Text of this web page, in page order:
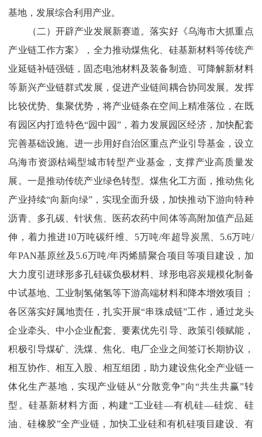
基地，发展综合利用产业。
（二）开辟产业发展新赛道。落实好《乌海市大抓重点
产业链工作方案》，全力推动煤焦化、硅基新材料等传统产
业延链补链强链，固态电池材料及装备制造、可降解新材料
等新兴产业链群式发展，促进产业链间耦合协同发展。发挥
比较优势、集聚优势，将产业链条在空间上精准落位，在既
有园区内打造特色“园中园”，着力发展园区经济，加快配套
完善基础设施。进一步用好自治区重点产业引导基金，设立
乌海市资源枯竭型城市转型产业基金，支撑产业高质量发
展。 一是推动传统产业绿色转型。煤焦化工方面，推动焦化
产业持续“向新向绿” ，实现全面升级，加快推动下游向特种
沥青、多孔碳、针状焦、医药农药中间体等高附加值产品延
伸，着力推进10万吨碳纤维、 5万吨/年超导炭黑、 5.6万吨/
年PAN基原丝及 5.6万吨/年丙烯腈聚合项目等项目建设，加
大力度引进球形多孔硅碳负极材料、球形电容炭规模化制备
中试基地、工业制氢储氢等下游高端材料和降本增效项目；
各区落实好属地责任，扎实开展“串珠成链”工作，通过龙头
企业牵头、中小企业配套、要素优先引导、政策引领赋能，
积极引导煤矿、洗煤、焦化、电厂企业之间签订长期协议，
相互协作、相互入股、相互组团，助力建设焦化全产业链一
体化生产基地，实现产业链从“分散竞争”向“共生共赢”转
型。硅基新材料方面，构建“工业硅—有机硅—硅烷、硅
油、硅橡胶”全产业链，加快工业硅和有机硅项目建设、有